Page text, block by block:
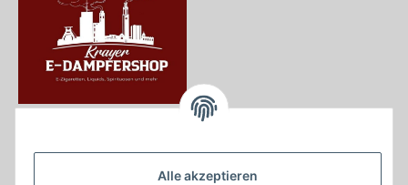
Alle akzeptieren
Krayerstraße 249